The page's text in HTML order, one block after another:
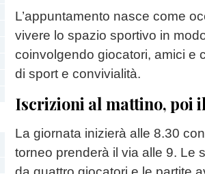
L’appuntamento nasce come
vivere lo spazio sportivo in
coinvolgendo giocatori, amici e
di sport e convivialità.
Iscrizioni al mattino, poi
La giornata inizierà alle 8.30
torneo prenderà il via alle 9. Le